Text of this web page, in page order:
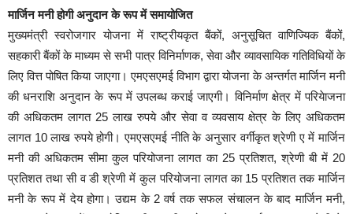
मार्जिन मनी होगी अनुदान के रूप में समायोजित
मुख्यमंत्री स्वरोजगार योजना में राष्ट्रीयकृत बैंकों, अनुसूचित वाणिज्यिक बैंकों,
सहकारी बैंकों के माध्यम से सभी पात्र विनिर्माणक, सेवा और व्यावसायिक गतिविधियों के
लिए वित्त पोषित किया जाएगा। एमएसएमई विभाग द्वारा योजना के अन्तर्गत मार्जिन मनी
की धनराशि अनुदान के रूप में उपलब्ध कराई जाएगी। विनिर्माण क्षेत्र में परियेाजना
की अधिकतम लागत 25 लाख रुपये और सेवा व व्यवसाय क्षेत्र के लिए अधिकतम
लागत 10 लाख रुपये होगी। एमएसएमई नीति के अनुसार वर्गीकृत श्रेणी ए में मार्जिन
मनी की अधिकतम सीमा कुल परियोजना लागत का 25 प्रतिशत, श्रेणी बी में 20
प्रतिशत तथा सी व डी श्रेणी में कुल परियोजना लागत का 15 प्रतिशत तक मार्जिन
मनी के रूप में देय होगा। उद्यम के 2 वर्ष तक सफल संचालन के बाद मार्जिन मनी,